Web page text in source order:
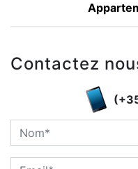
Contactez